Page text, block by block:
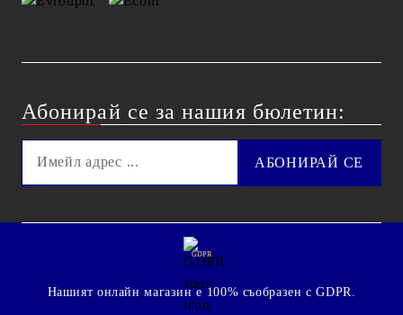
Абонирай се за нашия бюлетин:
GDPR
Нашият онлайн магазин е 100% съобразен с GDPR.